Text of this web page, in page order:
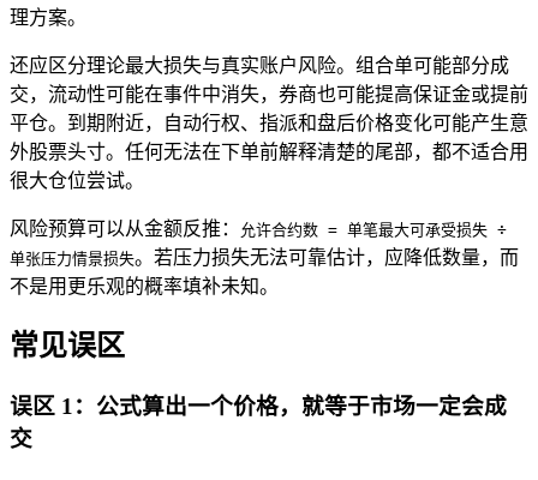
理方案。
还应区分理论最大损失与真实账户风险。组合单可能部分成
交，流动性可能在事件中消失，券商也可能提高保证金或提前
平仓。到期附近，自动行权、指派和盘后价格变化可能产生意
外股票头寸。任何无法在下单前解释清楚的尾部，都不适合用
很大仓位尝试。
风险预算可以从金额反推：
允许合约数 = 单笔最大可承受损失 ÷
单张压力情景损失。若压力损失无法可靠估计，应降低数量，而
不是用更乐观的概率填补未知。
常见误区
误区 1：公式算出一个价格，就等于市场一定会成
交